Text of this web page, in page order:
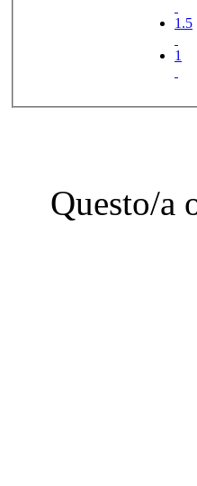
1.5
1
Questo/a